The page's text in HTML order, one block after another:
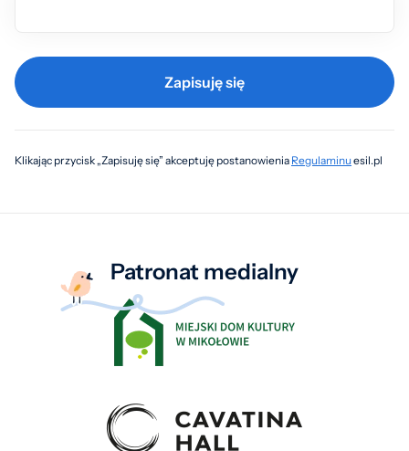
Zapisuję się
Klikając przycisk „Zapisuję się” akceptuję postanowienia Regulaminuesil.pl
Patronat medialny